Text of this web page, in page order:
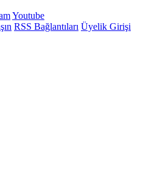
Youtube
RSS Bağlantıları Üyelik Girişi